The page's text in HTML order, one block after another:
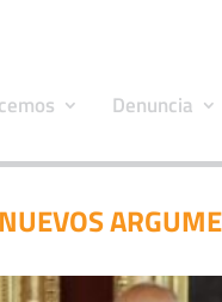
Denuncia